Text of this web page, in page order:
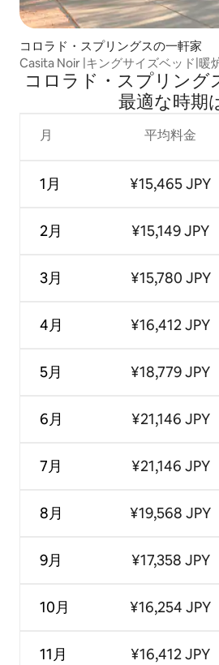
コロラド・スプリングスの一軒家
Casita Noir |キングサイズベッド|暖
コロラド・スプリング
最⁠適⁠な時⁠期⁠
月
1月
2月
3月
4月
5月
6月
7月
8月
9月
10月
11月
平均料金
¥15,465 JPY
¥15,149 JPY
¥15,780 JPY
¥16,412 JPY
¥18,779 JPY
¥21,146 JPY
¥21,146 JPY
¥19,568 JPY
¥17,358 JPY
¥16,254 JPY
¥16,412 JPY